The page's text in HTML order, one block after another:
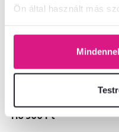
Ön által használt más
Állítható masszázs fotel,
116 500 Ft